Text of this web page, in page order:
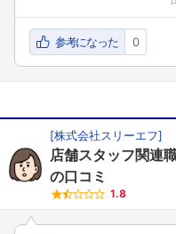
参考になった 0
[株式会社スリーエフ]
店舗スタッフ関連
の口コミ
1.8